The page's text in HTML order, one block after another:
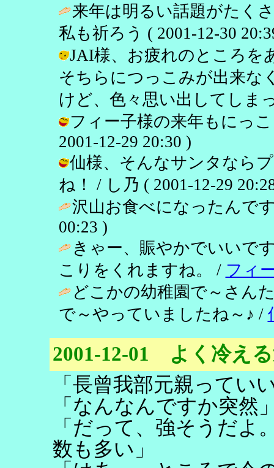
来年は明るい話題がたく
私も祈ろう ( 2001-12-30
JAI様、お疲れのところを
そちらにつっこみが出来な
けど、色々思い出してしま
フィー子様の来年もにっ
2001-12-29 20:30 )
仙様、そんなサンタなら
ね！ / し乃 ( 2001-12-29
沢山お食べになったんで
00:23 )
きゃー、賑やかでいいで
こりをくれますね。 / フィ
どこかの幼稚園で～さん
で～やっていましたね～♪ /
2001-12-01 よく冷え
「長曾我部元親ってい
「なんなんですか突然
「だって、強そうだ
数も多い」